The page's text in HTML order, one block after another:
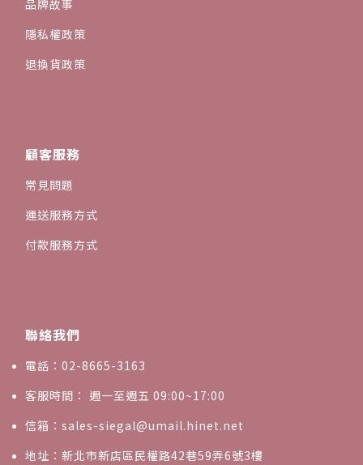
品牌故事
隱私權政策
退換貨政策
顧客服務
常見問題
運送服務方式
付款服務方式
聯絡我們
電話：02-8665-3163
客服時間： 週一至週五 09:00~17:00
信箱：sales-siegal@umail.hinet.net
地址：新北市新店區民權路42巷59弄6號3樓